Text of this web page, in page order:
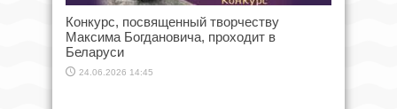
Конкурс, посвященный творчеству
Максима Богдановича, проходит в
Беларуси
24.06.2026 14:45